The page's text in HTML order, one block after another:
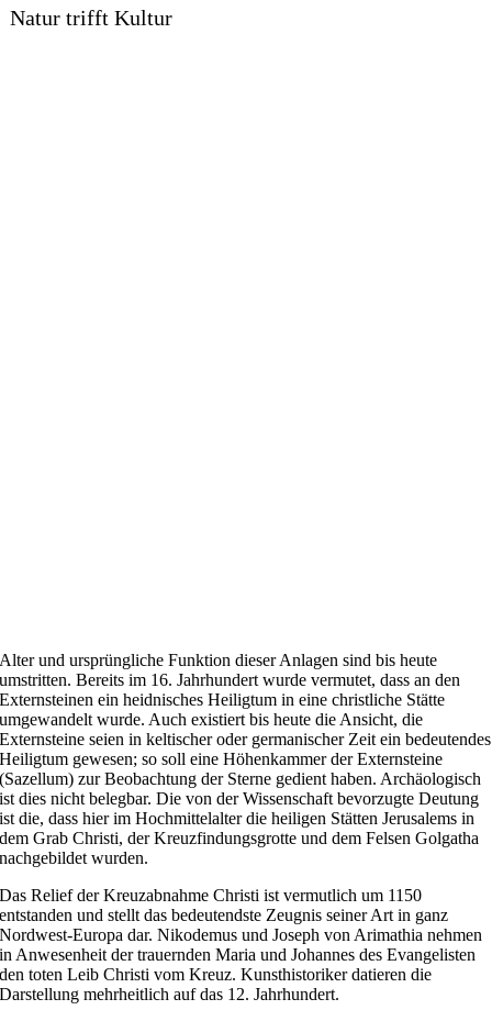
Natur trifft Kultur
Alter und ursprüngliche Funktion dieser Anlagen sind bis heute
umstritten. Bereits im 16. Jahrhundert wurde vermutet, dass an den
Externsteinen ein heidnisches Heiligtum in eine christliche Stätte
umgewandelt wurde. Auch existiert bis heute die Ansicht, die
Externsteine seien in keltischer oder germanischer Zeit ein bedeutendes
Heiligtum gewesen; so soll eine Höhenkammer der Externsteine
(Sazellum) zur Beobachtung der Sterne gedient haben. Archäologisch
ist dies nicht belegbar. Die von der Wissenschaft bevorzugte Deutung
ist die, dass hier im Hochmittelalter die heiligen Stätten Jerusalems in
dem Grab Christi, der Kreuzfindungsgrotte und dem Felsen Golgatha
nachgebildet wurden.
Das Relief der Kreuzabnahme Christi ist vermutlich um 1150
entstanden und stellt das bedeutendste Zeugnis seiner Art in ganz
Nordwest-Europa dar. Nikodemus und Joseph von Arimathia nehmen
in Anwesenheit der trauernden Maria und Johannes des Evangelisten
den toten Leib Christi vom Kreuz. Kunsthistoriker datieren die
Darstellung mehrheitlich auf das 12. Jahrhundert.